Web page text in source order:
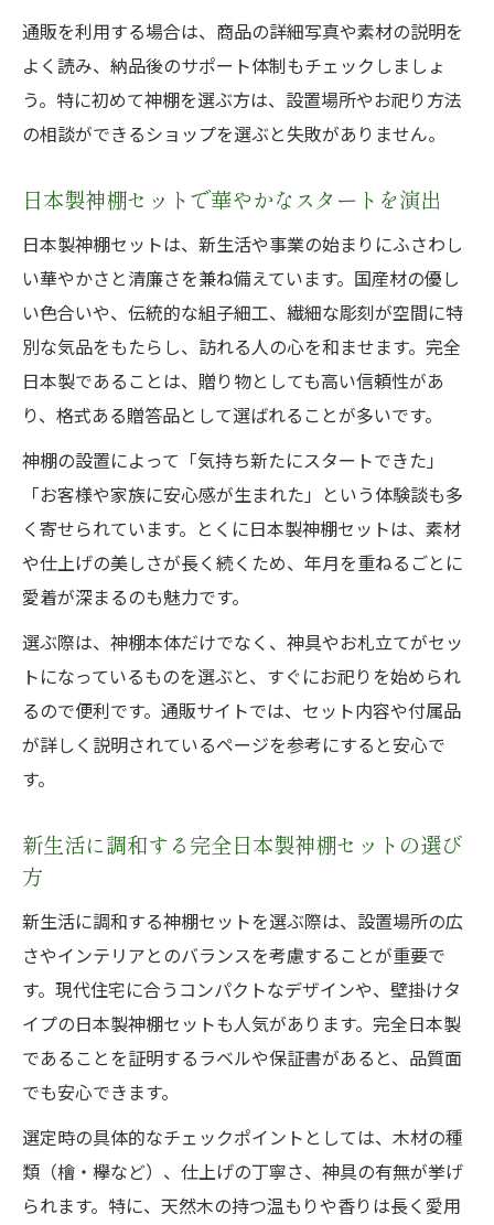
通販を利用する場合は、商品の詳細写真や素材の説明を
よく読み、納品後のサポート体制もチェックしましょ
う。特に初めて神棚を選ぶ方は、設置場所やお祀り方法
の相談ができるショップを選ぶと失敗がありません。
日本製神棚セットで華やかなスタートを演出
日本製神棚セットは、新生活や事業の始まりにふさわし
い華やかさと清廉さを兼ね備えています。国産材の優し
い色合いや、伝統的な組子細工、繊細な彫刻が空間に特
別な気品をもたらし、訪れる人の心を和ませます。完全
日本製であることは、贈り物としても高い信頼性があ
り、格式ある贈答品として選ばれることが多いです。
神棚の設置によって「気持ち新たにスタートできた」
「お客様や家族に安心感が生まれた」という体験談も多
く寄せられています。とくに日本製神棚セットは、素材
や仕上げの美しさが長く続くため、年月を重ねるごとに
愛着が深まるのも魅力です。
選ぶ際は、神棚本体だけでなく、神具やお札立てがセッ
トになっているものを選ぶと、すぐにお祀りを始められ
るので便利です。通販サイトでは、セット内容や付属品
が詳しく説明されているページを参考にすると安心で
す。
新生活に調和する完全日本製神棚セットの選び
方
新生活に調和する神棚セットを選ぶ際は、設置場所の広
さやインテリアとのバランスを考慮することが重要で
す。現代住宅に合うコンパクトなデザインや、壁掛けタ
イプの日本製神棚セットも人気があります。完全日本製
であることを証明するラベルや保証書があると、品質面
でも安心できます。
選定時の具体的なチェックポイントとしては、木材の種
類（檜・欅など）、仕上げの丁寧さ、神具の有無が挙げ
られます。特に、天然木の持つ温もりや香りは長く愛用